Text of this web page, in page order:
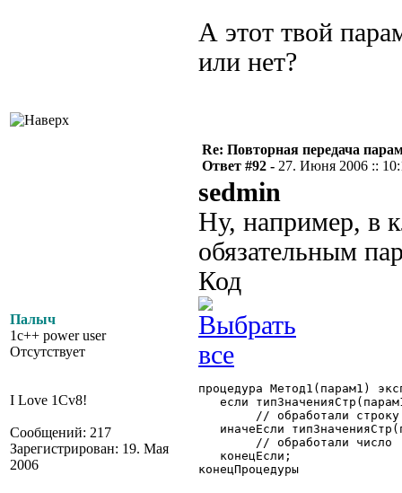
А этот твой
или нет?
Палыч
1c++ power user
Отсутствует
I Love 1Cv8!
Сообщений: 217
Зарегистрирован: 19. Мая
2006
Re: Повторная передача
Ответ #92 - 27. Июня 2006 ::
sedmin
Ну, например, в
обязательным
Код
процедура Метод1(парам1)
если
иначеЕсли
   конецЕсли;
конецПроцедуры